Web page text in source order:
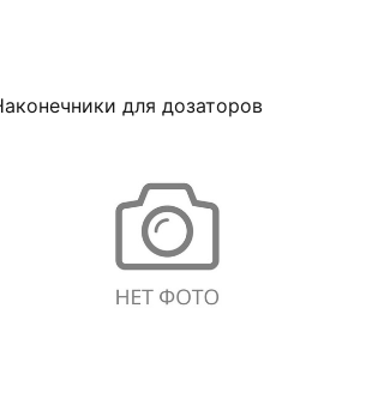
для дозаторов